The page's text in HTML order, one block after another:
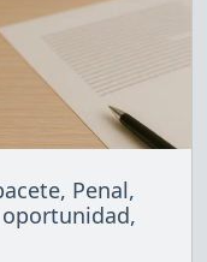
Penal,